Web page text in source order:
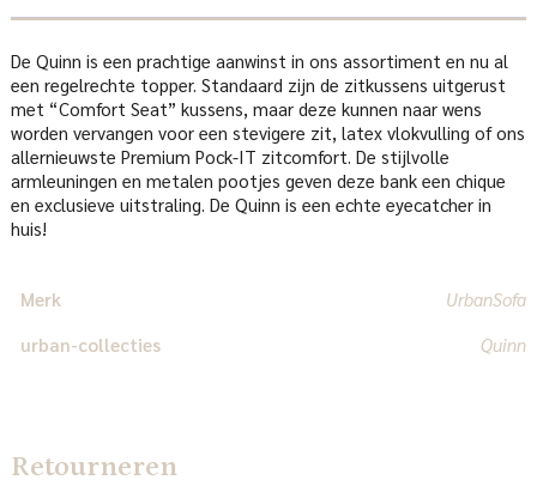
De Quinn is een prachtige aanwinst in ons assortiment en nu al
een regelrechte topper. Standaard zijn de zitkussens uitgerust
met “Comfort Seat” kussens, maar deze kunnen naar wens
worden vervangen voor een stevigere zit, latex vlokvulling of ons
allernieuwste Premium Pock-IT zitcomfort. De stijlvolle
armleuningen en metalen pootjes geven deze bank een chique
en exclusieve uitstraling. De Quinn is een echte eyecatcher in
huis!
Merk
UrbanSofa
urban-collecties
Quinn
Retourneren